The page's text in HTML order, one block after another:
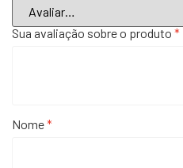
Sua avaliação sobre o produto *
Nome*